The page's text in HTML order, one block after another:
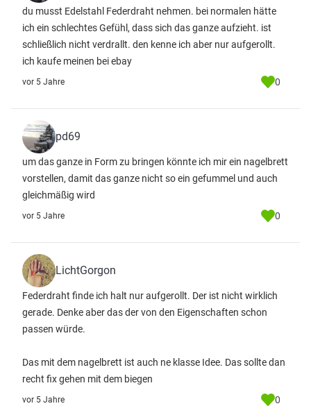
du musst Edelstahl Federdraht nehmen. bei normalen hätte
ich ein schlechtes Gefühl, dass sich das ganze aufzieht. ist
schließlich nicht verdrallt. den kenne ich aber nur aufgerollt.
ich kaufe meinen bei ebay
vor 5 Jahre 0
pd69
um das ganze in Form zu bringen könnte ich mir ein nagelbrett
vorstellen, damit das ganze nicht so ein gefummel und auch
gleichmäßig wird
vor 5 Jahre 0
LichtGorgon
Federdraht finde ich halt nur aufgerollt. Der ist nicht wirklich
gerade. Denke aber das der von den Eigenschaften schon
passen würde.
Das mit dem nagelbrett ist auch ne klasse Idee. Das sollte dan
recht fix gehen mit dem biegen
vor 5 Jahre 0